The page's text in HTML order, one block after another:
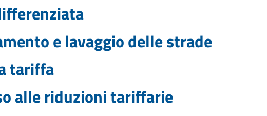
e lavaggio delle strade
tariffa
alle riduzioni tariffarie